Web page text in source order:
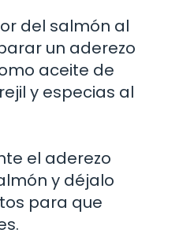
del salmón al
un aderezo
aceite de
y especias al
el aderezo
y déjalo
para que